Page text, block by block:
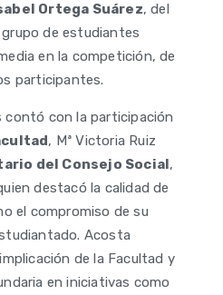
Ortega Suárez, del
grupo de estudiantes
en la competición, de
participantes.
contó con la participación
, Mª Victoria Ruiz
del Consejo Social ,
destacó la calidad de
el compromiso de su
Acosta
de la Facultad y
en iniciativas como